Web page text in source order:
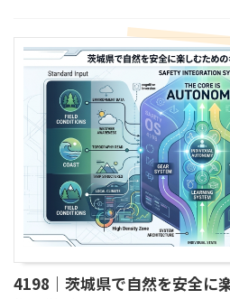
4198｜茨城県で自然を安全に